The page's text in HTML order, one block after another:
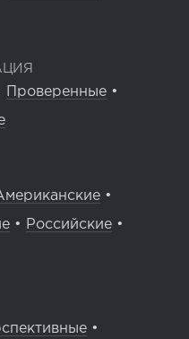
Проверенные •
•
• Российские •
•